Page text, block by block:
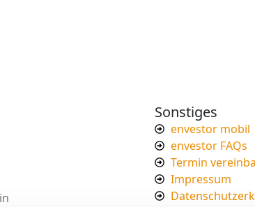
Sonstiges
envestor mobil
envestor FAQs
Termin
Impressum